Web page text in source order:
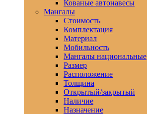
Кованые автонавесы
Мангалы
Стоимость
Комплектация
Материал
Мобильность
Мангалы национальные
Размер
Расположение
Толщина
Открытый/закрытый
Наличие
Назначение